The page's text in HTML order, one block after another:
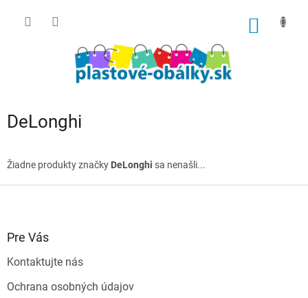
DeLonghi
Žiadne produkty značky DeLonghi sa nenašli...
Pre Vás
Kontaktujte nás
Ochrana osobných údajov